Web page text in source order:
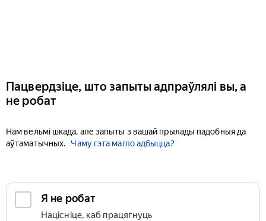
Пацвердзіце, што запыты адпраўлялі вы, а
не робат
Нам вельмі шкада, але запыты з вашай прылады падобныя да
аўтаматычных.
Чаму гэта магло адбыцца?
Я не робат
Націсніце, каб працягнуць